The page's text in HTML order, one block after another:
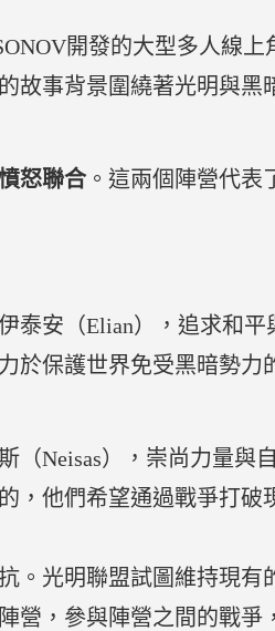
開發的大型多人線
故事背景圍繞著光明與黑
怒聯合 。這兩個陣營代
泰安（Elian），追求和平
於保護世界免受黑暗勢力
（Neisas），崇尚力量與
，他們希望通過戰爭打破
。光明聯盟試圖維持現
營，參與陣營之間的戰爭